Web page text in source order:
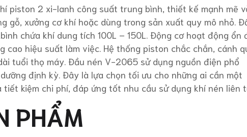
piston 2 xi-lanh công suất trung bình, thiết kế mạnh mẽ
gỗ, xưởng cơ khí hoặc dùng trong sản xuất quy mô nhỏ.
chứa khí dung tích 100L – 150L. Động cơ hoạt động ổn
cao hiệu suất làm việc. Hệ thống piston chắc chắn, cánh
tuổi thọ máy. Đầu nén V-2065 sử dụng nguồn điện phổ
định kỳ. Đây là lựa chọn tối ưu cho những ai cần một
kiệm chi phí, đáp ứng tốt nhu cầu sử dụng khí nén liên
PHẨM